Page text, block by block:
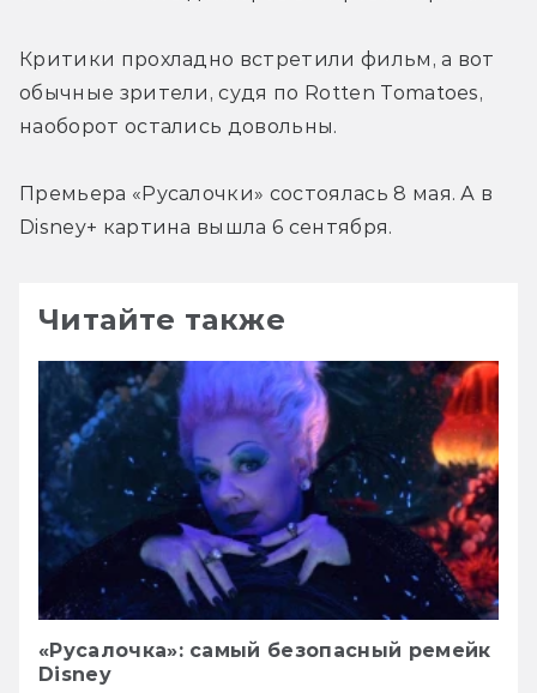
Критики прохладно встретили фильм, а вот
обычные зрители, судя по Rotten Tomatoes,
наоборот остались довольны.
Премьера «Русалочки» состоялась 8 мая. А в
Disney+ картина вышла 6 сентября.
Читайте также
«Русалочка»: самый безопасный ремейк
Disney